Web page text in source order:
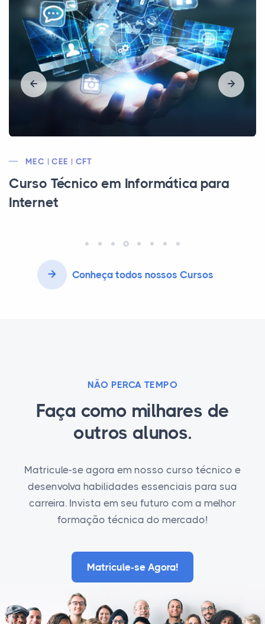
CFT/MEC/CFT
Curso Técnico em Agrimensura
Conheça todos nossos Cursos
NÃO PERCA TEMPO
Faça como milhares de
outros alunos.
Matricule-se agora em nosso curso técnico e
desenvolva habilidades essenciais para sua
carreira. Invista em seu futuro com a melhor
formação técnica do mercado!
Matricule-se Agora!